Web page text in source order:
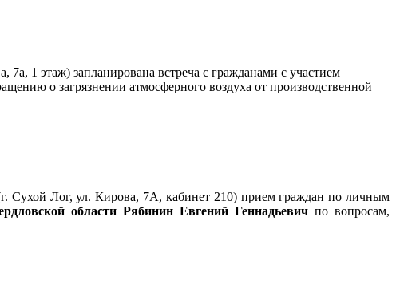
1 этаж) запланирована встреча с гражданами с участием
о загрязнении атмосферного воздуха от производственной
Сухой Лог, ул. Кирова, 7А, кабинет 210) прием граждан по личным
области Рябинин Евгений Геннадьевич по вопросам,